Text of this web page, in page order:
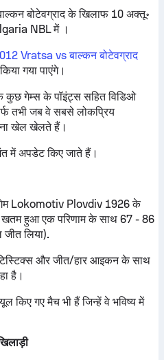
बोटेवग्राद के खिलाफ 10 अक्तू॰
NBL में ।
Vratsa vs बाल्कन बोटेवग्राद
गया पाएंगे।
कुछ गेम्स के पॉइंट्स सहित विडिओ
तभी जब वे सबसे लोकप्रिय
खेल खेलते हैं।
में अपडेट किए जाते हैं।
Lokomotiv Plovdiv 1926 के
हुआ एक परिणाम के साथ 67 - 86
लिया).
और जीत/हार आइकन के साथ
है।
गए मैच भी हैं जिन्हें वे भविष्य में